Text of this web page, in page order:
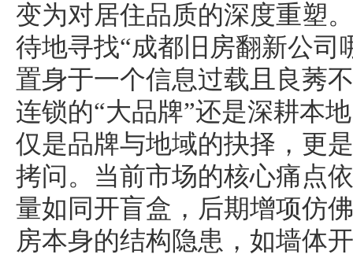
变为对居住品质的深度重塑
待地寻找“成都旧房翻新公司
置身于一个信息过载且良莠
连锁的“大品牌”还是深耕本
仅是品牌与地域的抉择，更
拷问。当前市场的核心痛点
量如同开盲盒，后期增项仿
房本身的结构隐患，如墙体